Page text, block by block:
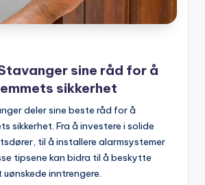
sine råd for å
sikkerhet
deler sine beste råd for å
sikkerhet. Fra å investere i solide
til å installere alarmsystemer
tipsene kan bidra til å beskytte
inntrengere.